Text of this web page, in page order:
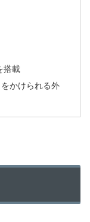
搭載
かけられる外